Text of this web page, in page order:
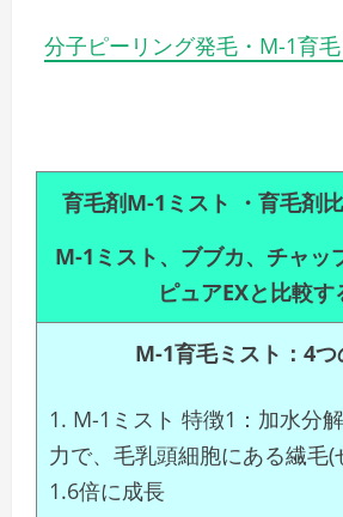
分子ピーリング発毛・M-1育
育毛剤M-1ミスト ・育毛剤
M-1ミスト、ブブカ、チャッ
ピュアEXと比較す
M-1育毛ミスト：4つ
M-1ミスト 特徴1：加水分
力で、毛乳頭細胞にある繊毛(
1.6倍に成長